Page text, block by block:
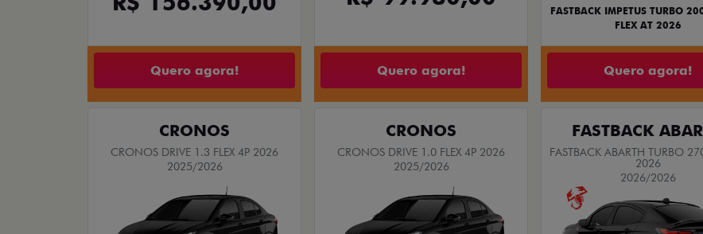
Quero agora! Quero agora!
FASTBACK IMPETUS TURBO
FLEX AT 2026
Quero agora!
CRONOS
CRONOS DRIVE 1.3 FLEX 4P 2026
2025/2026
CRONOS
CRONOS DRIVE 1.0 FLEX 4P 2026
2025/2026
FASTBACK
FASTBACK ABARTH TURBO
2026
2026/2026